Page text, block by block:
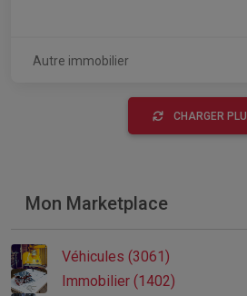
Autre immobilier
CHARGER
Mon Marketplace
Véhicules (3061)
Immobilier (1402)